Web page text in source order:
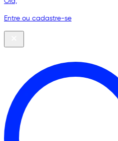
Entre ou cadastre-se